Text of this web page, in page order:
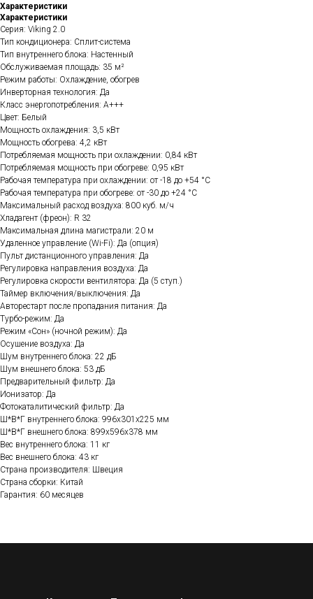
Характеристики
Характеристики
Серия: Viking 2.0
Тип кондиционера: Сплит-система
Тип внутреннего блока: Настенный
Обслуживаемая площадь: 35 м²
Режим работы: Охлаждение, обогрев
Инверторная технология: Да
Класс энергопотребления: A+++
Цвет: Белый
Мощность охлаждения: 3,5 кВт
Мощность обогрева: 4,2 кВт
Потребляемая мощность при охлаждении: 0,84 кВт
Потребляемая мощность при обогреве: 0,95 кВт
Рабочая температура при охлаждении: от -18 до +54 °C
Рабочая температура при обогреве: от -30 до +24 °C
Максимальный расход воздуха: 800 куб. м/ч
Хладагент (фреон): R 32
Максимальная длина магистрали: 20 м
Удаленное управление (Wi-Fi): Да (опция)
Пульт дистанционного управления: Да
Регулировка направления воздуха: Да
Регулировка скорости вентилятора: Да (5 ступ.)
Таймер включения/выключения: Да
Авторестарт после пропадания питания: Да
Турбо-режим: Да
Режим «Сон» (ночной режим): Да
Осушение воздуха: Да
Шум внутреннего блока: 22 дБ
Шум внешнего блока: 53 дБ
Предварительный фильтр: Да
Ионизатор: Да
Фотокаталитический фильтр: Да
Ш*В*Г внутреннего блока: 996х301х225 мм
Ш*В*Г внешнего блока: 899х596х378 мм
Вес внутреннего блока: 11 кг
Вес внешнего блока: 43 кг
Страна производителя: Швеция
Страна сборки: Китай
Гарантия: 60 месяцев